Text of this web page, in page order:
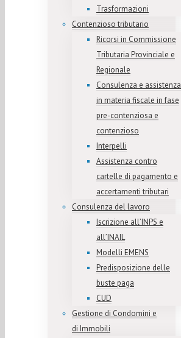
Trasformazioni
Contenzioso tributario
Ricorsi in Commissione
Tributaria Provinciale e
Regionale
Consulenza e assistenza
in materia fiscale in fase
pre-contenziosa e
contenzioso
Interpelli
Assistenza contro
cartelle di pagamento e
accertamenti tributari
Consulenza del lavoro
Iscrizione all’INPS e
all’INAIL
Modelli EMENS
Predisposizione delle
buste paga
CUD
Gestione di Condomini e
di Immobili